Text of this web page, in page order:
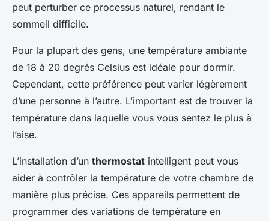
peut perturber ce processus naturel, rendant le
sommeil difficile.
Pour la plupart des gens, une température ambiante
de 18 à 20 degrés Celsius est idéale pour dormir.
Cependant, cette préférence peut varier légèrement
d’une personne à l’autre. L’important est de trouver la
température dans laquelle vous vous sentez le plus à
l’aise.
L’installation d’un thermostat intelligent peut vous
aider à contrôler la température de votre chambre de
manière plus précise. Ces appareils permettent de
programmer des variations de température en